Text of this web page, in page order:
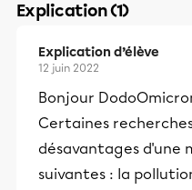
Explication (1)
Explication d’élève
12 juin 2022
Bonjour
Certaines
désavantages d'une
suivantes : la